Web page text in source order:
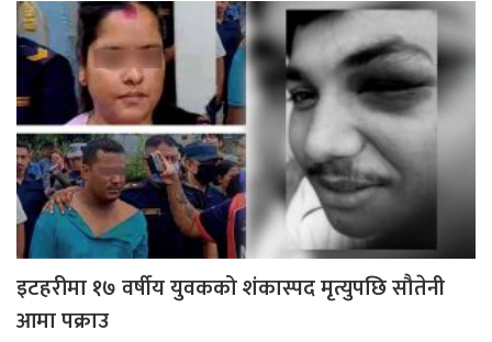
इटहरीमा १७ वर्षीय युवकको शंकास्पद मृत्युपछि सौतेनी
आमा पक्राउ